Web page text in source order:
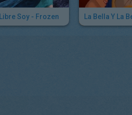
Libre Soy - Frozen La Bella Y La